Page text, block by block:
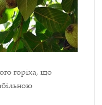
горіха, що